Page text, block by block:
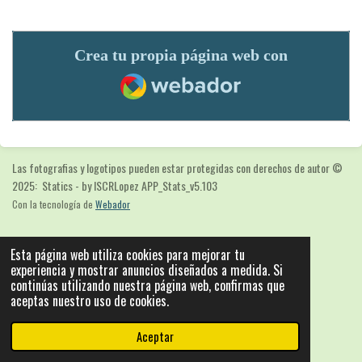
Esta página web utiliza cookies para mejorar tu
experiencia y mostrar anuncios diseñados a medida. Si
continúas utilizando nuestra página web, confirmas que
aceptas nuestro uso de cookies.
Aceptar
Crea tu propia página web con
Webador
Las fotografias y logotipos pueden estar protegidas con derechos de autor©
2025: Statics - by ISCRLopez APP_Stats_v5.103
Con la tecnología de Webador